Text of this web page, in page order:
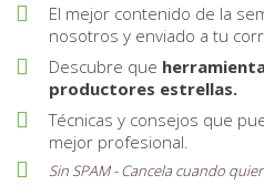
El mejor contenido de la
nosotros y enviado a tu
Descubre que
productores estrellas.
Técnicas y consejos que
mejor profesional.
Sin SPAM - Cancela cuando